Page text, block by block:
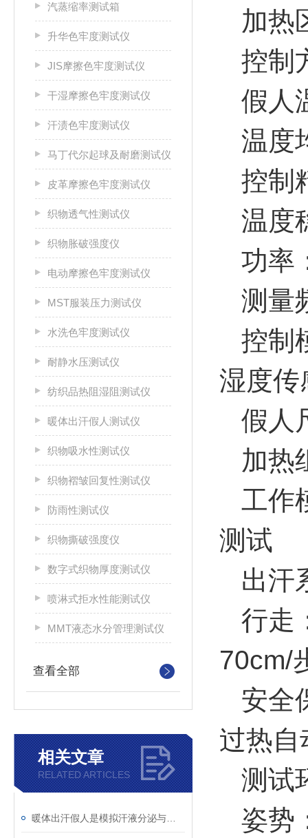
汽蒸缩率测试箱
升华色牢度测试仪
JIS摩擦色牢度测试仪
干湿摩擦色牢度测试仪
汗渍色牢度测试仪
马丁代尔起球及耐磨测试仪
皮革摩擦色牢度测试仪
织物透气性测试仪
织物胀破强度仪
电动摩擦色牢度测试仪
MST服装压力测试仪
水洗色牢度测试仪
耐静水压测试仪
纺织品热阻湿阻测试仪
暖体出汗假人测试仪
织物吸水性测试仪
织物褶皱回复性测试仪
防雨性测试仪
织物撕破强度仪
数字式织物厚度测试仪
喷淋式拒水性能测试仪
MMT液态水分管理测试仪
查看全部
相关文章
RELATED ARTICLES
加热
控制
假人
温度
控制
温度
功率
测量
控制
湿度传
假人
加热
工作
测试
出汗
行走
70cm/
安全
过热自
测试
姿势